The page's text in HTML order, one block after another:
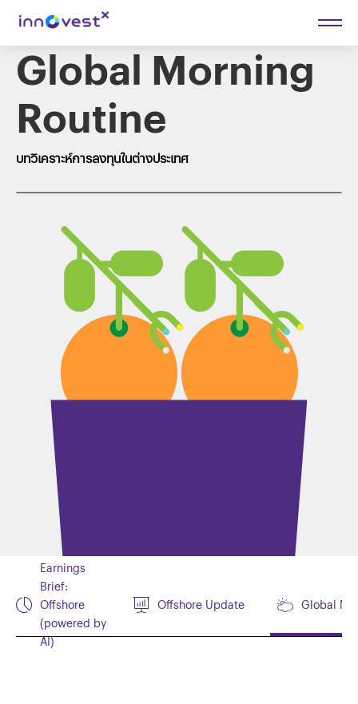
Global Morning
Routine
บทวิเคราะห์การลงทุนในต่างประเทศ
Earnings
Brief:
Offshore
(powered by
AI)
Offshore Update Global